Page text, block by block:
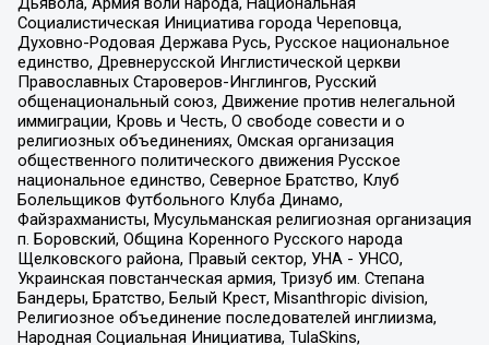
Социалистическая Инициатива города Череповца,
Духовно-Родовая Держава Русь, Русское национальное
единство, Древнерусской Инглистической церкви
Православных Староверов-Инглингов, Русский
общенациональный союз, Движение против нелегальной
иммиграции, Кровь и Честь, О свободе совести и о
религиозных объединениях, Омская организация
общественного политического движения Русское
национальное единство, Северное Братство, Клуб
Болельщиков Футбольного Клуба Динамо,
Файзрахманисты, Мусульманская религиозная организация
п. Боровский, Община Коренного Русского народа
Щелковского района, Правый сектор, УНА - УНСО,
Украинская повстанческая армия, Тризуб им. Степана
Бандеры, Братство, Белый Крест, Misanthropic division,
Религиозное объединение последователей инглиизма,
Народная Социальная Инициатива, TulaSkins,